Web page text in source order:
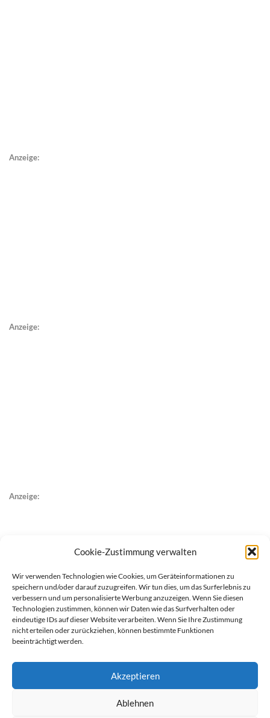
Cookie-Zustimmung verwalten
Wir verwenden Technologien wie Cookies, um Geräteinformationen zu
speichern und/oder darauf zuzugreifen. Wir tun dies, um das Surferlebnis zu
verbessern und um personalisierte Werbung anzuzeigen. Wenn Sie diesen
Technologien zustimmen, können wir Daten wie das Surfverhalten oder
eindeutige IDs auf dieser Website verarbeiten. Wenn Sie Ihre Zustimmung
nicht erteilen oder zurückziehen, können bestimmte Funktionen
beeinträchtigt werden.
Akzeptieren
Ablehnen
Anzeige:
Anzeige:
Anzeige: